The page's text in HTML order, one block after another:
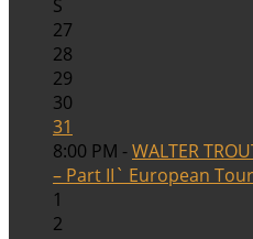
S
27
28
29
30
31
8:00 PM -WALTER
– Part II` European
1
2